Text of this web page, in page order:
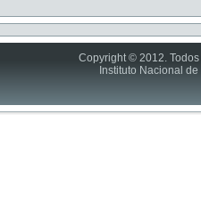
Copyright © 2012.
Instituto Nacional